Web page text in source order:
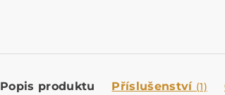
Popis produktu Příslušenství (1)